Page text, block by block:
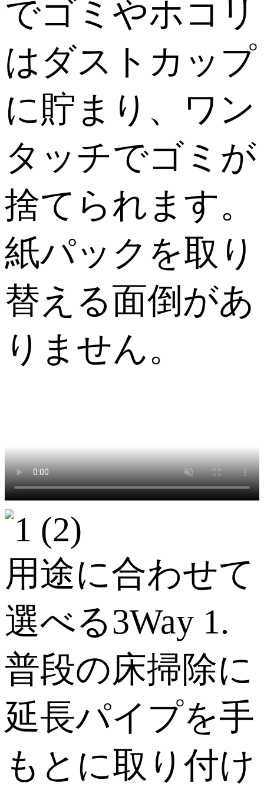
でゴミやホコリ
はダストカップ
に貯まり、ワン
タッチでゴミが
捨てられます。
紙パックを取り
替える面倒があ
りません。
用途に合わせて
選べる3Way 1.
普段の床掃除に
延長パイプを手
もとに取り付け